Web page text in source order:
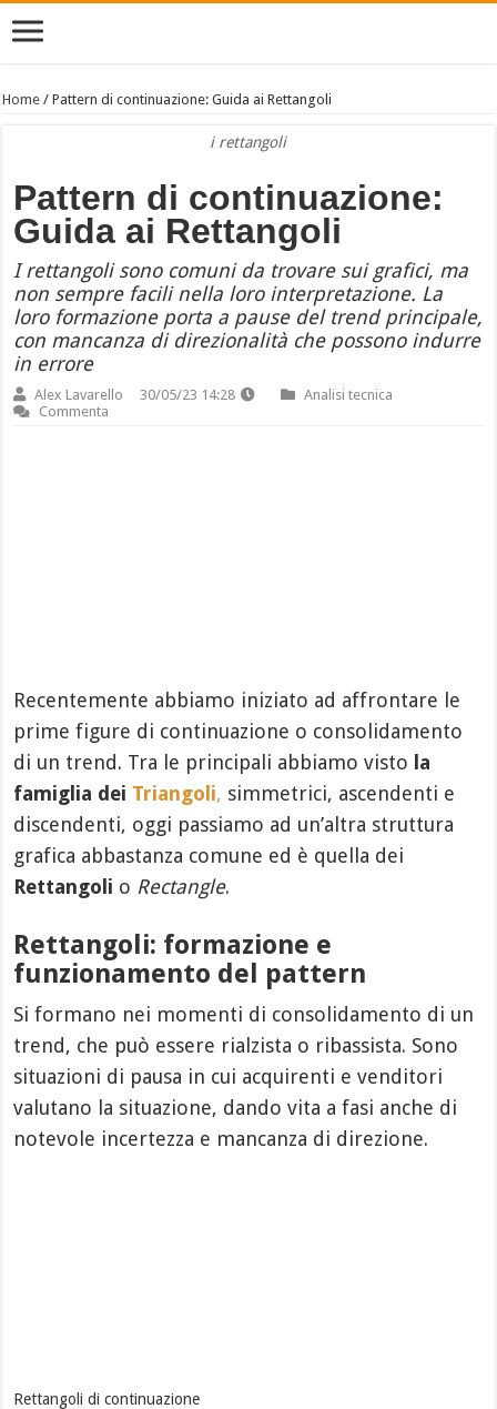
Home /Pattern di continuazione: Guida ai Rettangoli
i rettangoli
Pattern di continuazione:
Guida ai Rettangoli
I rettangoli sono comuni da trovare sui grafici, ma
non sempre facili nella loro interpretazione. La
loro formazione porta a pause del trend principale,
con mancanza di direzionalità che possono indurre
in errore
Alex Lavarello 30/05/23 14:28
Analisi tecnica
Commenta
Recentemente abbiamo iniziato ad affrontare le
prime figure di continuazione o consolidamento
di un trend. Tra le principali abbiamo visto la
famiglia dei Triangoli, simmetrici, ascendenti e
discendenti, oggi passiamo ad un’altra struttura
grafica abbastanza comune ed è quella dei
Rettangoli o Rectangle.
Rettangoli: formazione e
funzionamento del pattern
Si formano nei momenti di consolidamento di un
trend, che può essere rialzista o ribassista. Sono
situazioni di pausa in cui acquirenti e venditori
valutano la situazione, dando vita a fasi anche di
notevole incertezza e mancanza di direzione.
Rettangoli di continuazione